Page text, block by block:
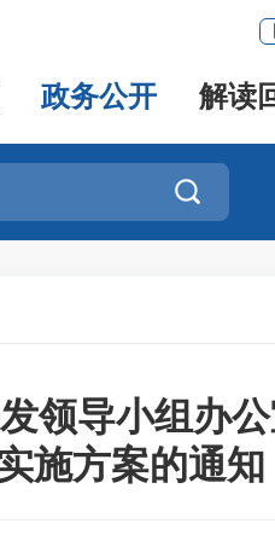
政务公开 解读

领导小组办
施方案的通知